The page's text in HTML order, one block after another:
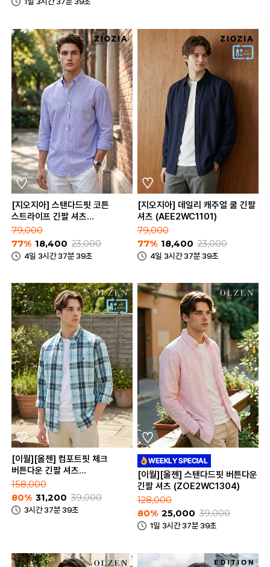
[지오지아] 스탠다드핏 코튼
스트라이프 긴팔 셔츠
(ABE2WC1104_B)
79,000
77% 18,400 23,000
4일 3시간 37분 39초
[지오지아] 데일리 캐주얼 쿨 긴팔
셔츠 (AEE2WC1101)
79,000
77% 18,400 23,000
4일 3시간 37분 39초
[이월][올젠] 컴포트핏 체크
버튼다운 긴팔 셔츠
(ZOE2WC1302)
158,000
80% 31,200 39,000
3시간 37분 39초
[이월][올젠] 스탠다드핏 버튼다운
긴팔 셔츠 (ZOE2WC1304)
128,000
80% 25,000 39,000
1일 3시간 37분 39초